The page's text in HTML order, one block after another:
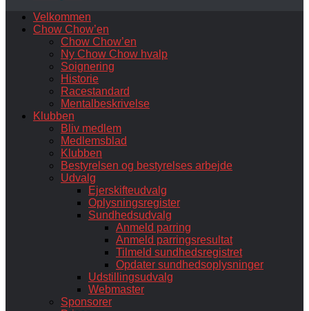
Velkommen
Chow Chow’en
Chow Chow’en
Ny Chow Chow hvalp
Soignering
Historie
Racestandard
Mentalbeskrivelse
Klubben
Bliv medlem
Medlemsblad
Klubben
Bestyrelsen og bestyrelses arbejde
Udvalg
Ejerskifteudvalg
Oplysningsregister
Sundhedsudvalg
Anmeld parring
Anmeld parringsresultat
Tilmeld sundhedsregistret
Opdater sundhedsoplysninger
Udstillingsudvalg
Webmaster
Sponsorer